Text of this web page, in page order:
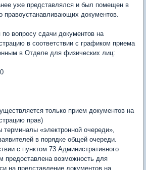
уже представлялся и был помещен в
правоустанавливающих документов.
вопросу сдачи документов на
в соответствии с графиком приема
в Отделе для физических лиц:
только прием документов на
прав)
«электронной очереди»,
в порядке общей очереди.
с пунктом 73 Административного
предоставлена возможность для
на представление документов на